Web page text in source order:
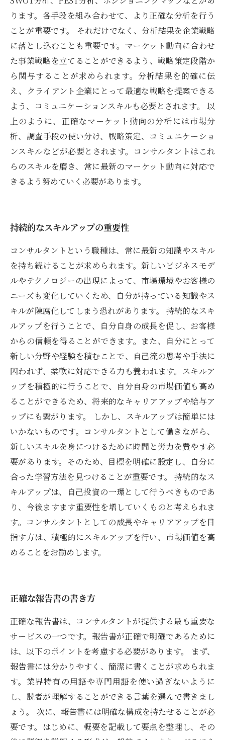
ります。各手段を組み合わせて、より正確な分析を行う
ことが重要です。 それだけでなく、分析結果を企業戦略
に落とし込むことも重要です。マーケット動向に合わせ
た事業戦略を立てることができるよう、戦略策定段階か
ら関与することが求められます。分析結果を的確に伝
え、クライアント企業にとって最適な戦略を提案できる
よう、コミュニケーションスキルも必要とされます。 以
上のように、正確なマーケット動向の分析には市場分
析、調査手段の使い分け、戦略策定、コミュニケーショ
ンスキルなどが必要とされます。コンサルタントはこれ
らのスキルを磨き、常に最新のマーケット動向に対応で
きるよう努めていく必要があります。
持続的なスキルアップの重要性
コンサルタントという職種は、常に最新の知識やスキル
を持ち続けることが求められます。新しいビジネスモデ
ルやテクノロジーの出現によって、市場環境やお客様の
ニーズも変化していくため、自分が持っている知識やス
キルが陳腐化してしまう恐れがあります。 持続的なスキ
ルアップを行うことで、自分自身の成長を促し、お客様
からの信頼を得ることができます。また、自分にとって
新しい分野や経験を積むことで、自己流の思考や手法に
囚われず、柔軟に対応できる力も養われます。スキルア
ップを積極的に行うことで、自分自身の市場価値も高め
ることができるため、将来的なキャリアアップや給与ア
ップにも繋がります。 しかし、スキルアップは簡単には
いかないものです。コンサルタントとして働きながら、
新しいスキルを身につけるために時間と労力を費やす必
要があります。そのため、目標を明確に設定し、自分に
合った学習方法を見つけることが重要です。 持続的なス
キルアップは、自己投資の一環として行うべきものであ
り、今後ますます重要性を増していくものと考えられま
す。コンサルタントとしての成長やキャリアアップを目
指す方は、積極的にスキルアップを行い、市場価値を高
めることをお勧めします。
正確な報告書の書き方
正確な報告書は、コンサルタントが提供する最も重要な
サービスの一つです。報告書が正確で明確であるために
は、以下のポイントを考慮する必要があります。 まず、
報告書には分かりやすく、簡潔に書くことが求められま
す。業界特有の用語や専門用語を使い過ぎないように
し、読者が理解することができる言葉を選んで書きまし
ょう。 次に、報告書には明確な構成を持たせることが必
要です。はじめに、概要を記載して要点を整理し、その